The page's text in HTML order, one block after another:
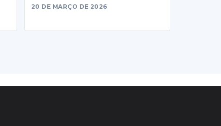
20 DE MARÇO DE 2026